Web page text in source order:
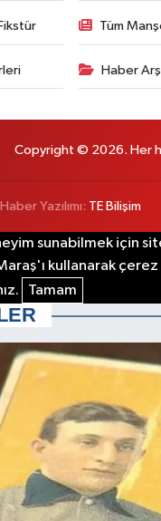
Tüm
Haber
Copyright © 2026. Her
Haber Yazılımı: TE Bilişim
sunabilmek için
kullanarak çerez
Tamam